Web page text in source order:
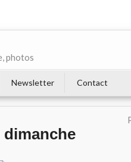
photos
Newsletter Contact
dimanche